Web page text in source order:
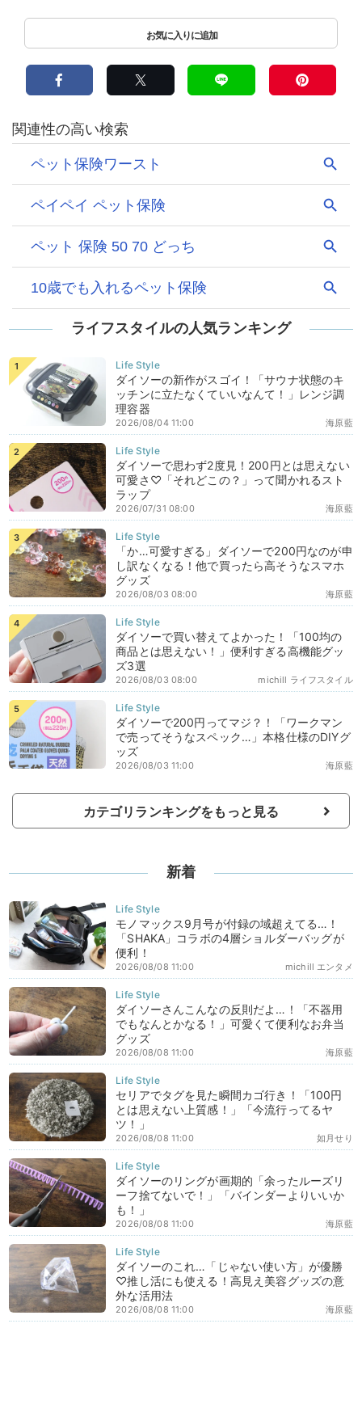
ライフスタイルの人気ランキング
ダイソーの新作がスゴイ！「サウナ状態のキ
ッチンに立たなくていいなんて！」レンジ調
理容器
海原藍
2026/08/04 11:00
ダイソーで思わず2度見！200円とは思えない
可愛さ♡「それどこの？」って聞かれるスト
ラップ
海原藍
2026/07/31 08:00
「か…可愛すぎる」ダイソーで200円なのが申
し訳なくなる！他で買ったら高そうなスマホ
グッズ
海原藍
2026/08/03 08:00
ダイソーで買い替えてよかった！「100均の
商品とは思えない！」便利すぎる高機能グッ
ズ3選
michill ライフスタイル
2026/08/03 08:00
ダイソーで200円ってマジ？！「ワークマン
で売ってそうなスペック…」本格仕様のDIYグ
ッズ
海原藍
2026/08/03 11:00
カテゴリランキングをもっと見る
新着
モノマックス9月号が付録の域超えてる…！
「SHAKA」コラボの4層ショルダーバッグが
便利！
michill エンタメ
2026/08/08 11:00
ダイソーさんこんなの反則だよ…！「不器用
でもなんとかなる！」可愛くて便利なお弁当
グッズ
海原藍
2026/08/08 11:00
セリアでタグを見た瞬間カゴ行き！「100円
とは思えない上質感！」「今流行ってるヤ
ツ！」
如月せり
2026/08/08 11:00
ダイソーのリングが画期的「余ったルーズリ
ーフ捨てないで！」「バインダーよりいいか
も！」
海原藍
2026/08/08 11:00
ダイソーのこれ…「じゃない使い方」が優勝
♡推し活にも使える！高見え美容グッズの意
外な活用法
海原藍
2026/08/08 11:00